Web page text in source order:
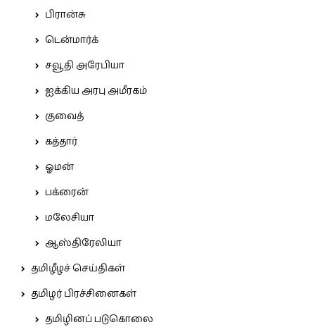
பிரான்சு
டென்மார்க்
சவூதி அரேபியா
ஐக்கிய அரபு அமீரகம்
குவைத்
கத்தார்
ஓமன்
பக்ரைன்
மலேசியா
ஆஸ்திரேலியா
தமிழீழச் செய்திகள்
தமிழர் பிரச்சினைகள்
தமிழினப் படுகொலை